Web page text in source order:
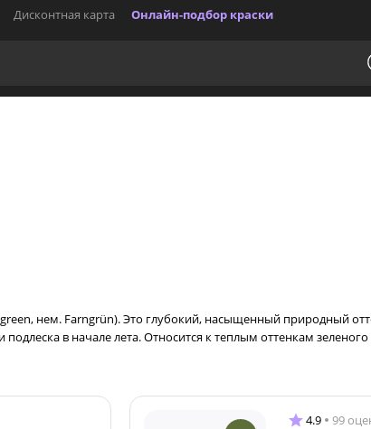
Дисконтная карта Онлайн-подбор краски
нем. Farngrün). Это глубокий, насыщенный природный
подлеска в начале лета. Относится к теплым оттенкам
4.9 99